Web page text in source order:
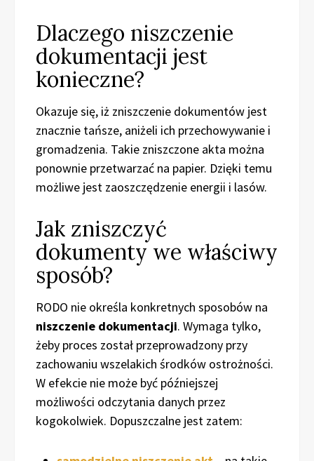
Dlaczego niszczenie
dokumentacji jest
konieczne?
Okazuje się, iż zniszczenie dokumentów jest
znacznie tańsze, aniżeli ich przechowywanie i
gromadzenia. Takie zniszczone akta można
ponownie przetwarzać na papier. Dzięki temu
możliwe jest zaoszczędzenie energii i lasów.
Jak zniszczyć
dokumenty we właściwy
sposób?
RODO nie określa konkretnych sposobów na
niszczenie dokumentacji. Wymaga tylko,
żeby proces został przeprowadzony przy
zachowaniu wszelakich środków ostrożności.
W efekcie nie może być późniejszej
możliwości odczytania danych przez
kogokolwiek. Dopuszczalne jest zatem: